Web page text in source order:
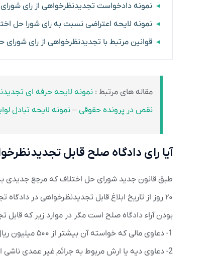
نمونه دادخواست تجدیدنظرخواهی از رای
نمونه لایحه اعتراضی نسبت به رای شورا حل
قوانین مرتبط با تجدیدنظرخواهی از رای
مقاله های مرتبط : نمونه لایحه حرفه ای
نقص در پرونده حقوقی –نمونه لایحه تبادل
آیا رای دادگاه صلح قابل
طبق قانون جدید شورای حل اختلاف که مرجع جدیدی
بودن آراء دادگاه صلح است مگر در موارد زیر که قابل
1- دعاوی مالی که خواسته آن بیشتر از ۵۰۰ میلیون ریال (۵۰ میلیون تومان ) باشد.
2- دعاوی دیه یا ارش مربوط به جرائم غیر عمدی ناشی